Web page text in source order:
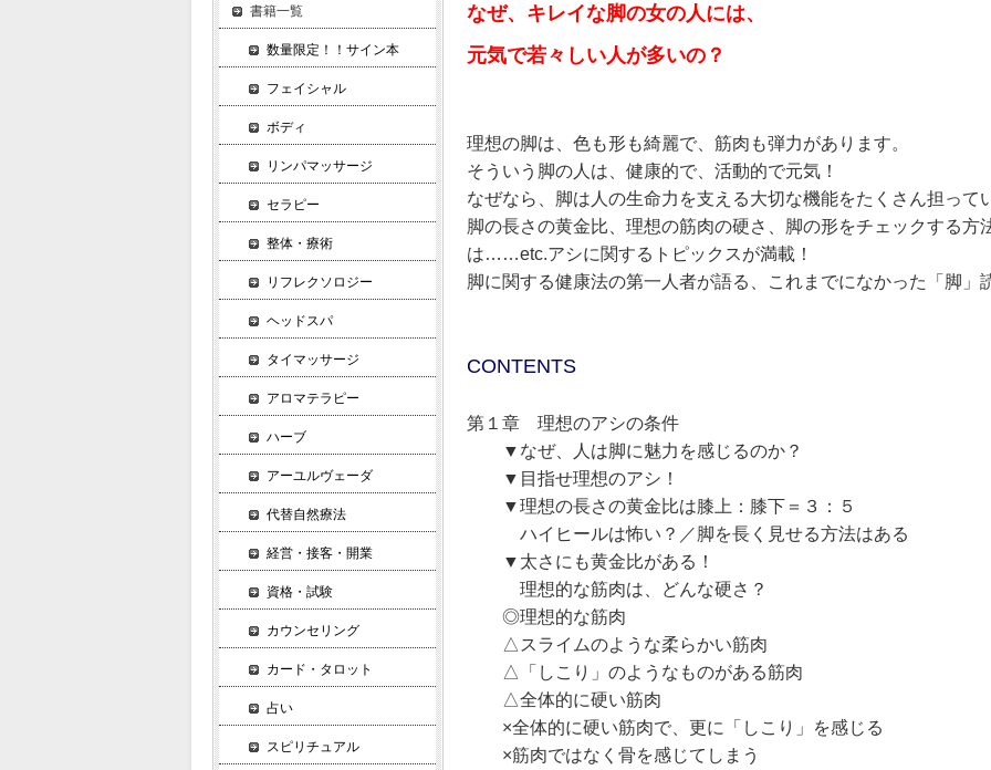
なぜ、キレイな脚の女の人には、
元気で若々しい人が多いの？
理想の脚は、色も形も綺麗で、筋肉も弾力があります。
そういう脚の人は、健康的で、活動的で元気！
なぜなら、脚は人の生命力を支える大切な機能をたくさん担って
脚の長さの黄金比、理想の筋肉の硬さ、脚の形をチェックする方
は……etc.アシに関するトピックスが満載！
脚に関する健康法の第一人者が語る、これまでになかった「脚」
CONTENTS
第１章 理想のアシの条件
▼なぜ、人は脚に魅力を感じるのか？
▼目指せ理想のアシ！
▼理想の長さの黄金比は膝上：膝下＝３：５
ハイヒールは怖い？／脚を長く見せる方法はある
▼太さにも黄金比がある！
理想的な筋肉は、どんな硬さ？
◎理想的な筋肉
△スライムのような柔らかい筋肉
△「しこり」のようなものがある筋肉
△全体的に硬い筋肉
×全体的に硬い筋肉で、更に「しこり」を感じる
×筋肉ではなく骨を感じてしまう
書籍一覧
数量限定！！サイン本
フェイシャル
ボディ
リンパマッサージ
セラピー
整体・療術
リフレクソロジー
ヘッドスパ
タイマッサージ
アロマテラピー
ハーブ
アーユルヴェーダ
代替自然療法
経営・接客・開業
資格・試験
カウンセリング
カード・タロット
占い
スピリチュアル